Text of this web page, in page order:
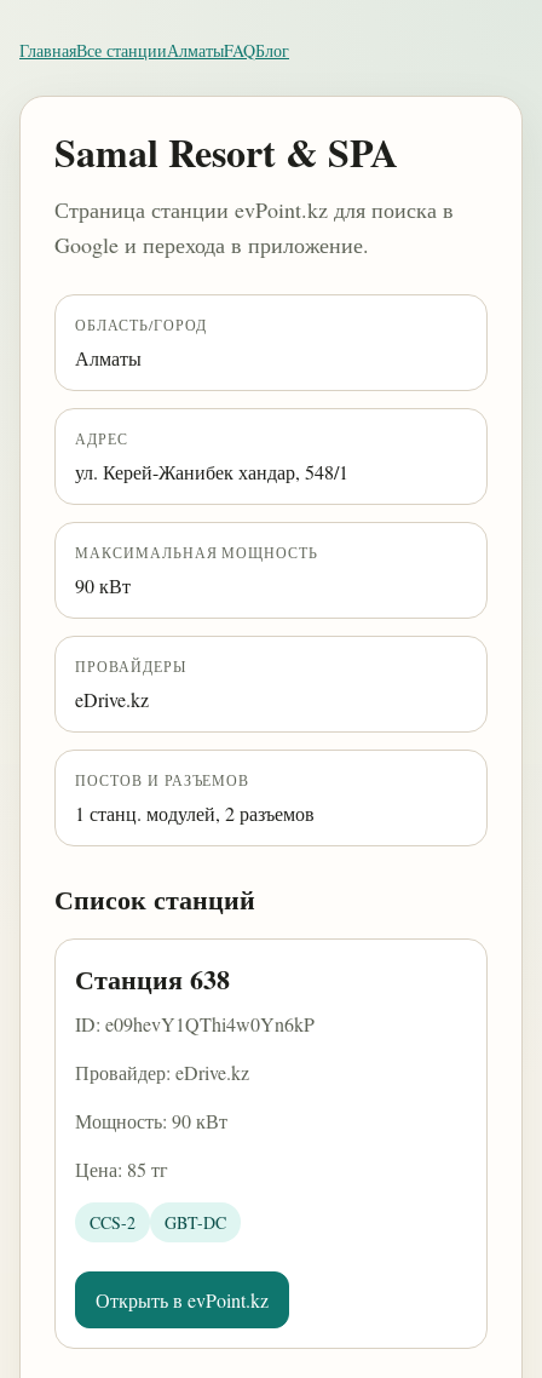
ГлавнаяВсе станцииАлматыFAQБлог
Samal Resort & SPA
Страница станции evPoint.kz для поиска в
Google и перехода в приложение.
ОБЛАСТЬ/ГОРОД
Алматы
АДРЕС
ул. Керей-Жанибек хандар, 548/1
МАКСИМАЛЬНАЯ МОЩНОСТЬ
90 кВт
ПРОВАЙДЕРЫ
eDrive.kz
ПОСТОВ И РАЗЪЕМОВ
1 станц. модулей, 2 разъемов
Список станций
Станция 638
ID: e09hevY1QThi4w0Yn6kP
Провайдер: eDrive.kz
Мощность: 90 кВт
Цена: 85 тг
CCS-2 GBT-DC
Открыть в evPoint.kz